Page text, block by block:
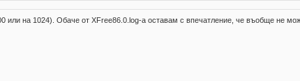
или на 1024). Обаче от XFree86.0.log-a оставам с впечатление, че въобще не